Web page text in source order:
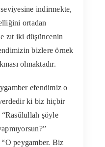
indirmekte,
ortadan
zıt iki düşüncenin
bizlere örnek
olmaktadır.
efendimiz o
ki biz hiçbir
şöyle
“O peygamber. Biz